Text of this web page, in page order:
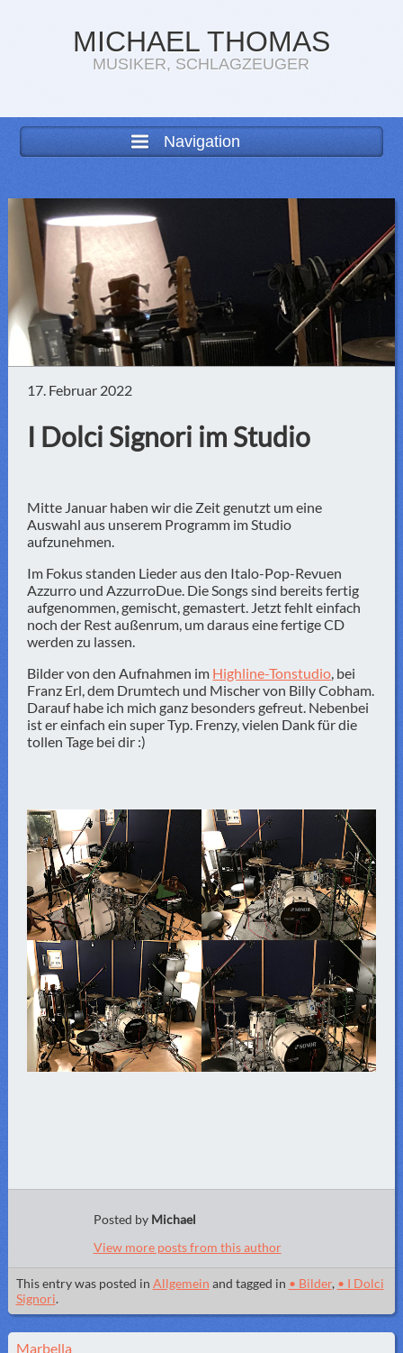
MICHAEL THOMAS
MUSIKER, SCHLAGZEUGER
Navigation
17. Februar 2022
I Dolci Signori im Studio
Mitte Januar haben wir die Zeit genutzt um eine
Auswahl aus unserem Programm im Studio
aufzunehmen.
Im Fokus standen Lieder aus den Italo-Pop-Revuen
Azzurro und AzzurroDue. Die Songs sind bereits fertig
aufgenommen, gemischt, gemastert. Jetzt fehlt einfach
noch der Rest außenrum, um daraus eine fertige CD
werden zu lassen.
Bilder von den Aufnahmen im Highline-Tonstudio, bei
Franz Erl, dem Drumtech und Mischer von Billy Cobham.
Darauf habe ich mich ganz besonders gefreut. Nebenbei
ist er einfach ein super Typ. Frenzy, vielen Dank für die
tollen Tage bei dir :)
Posted by Michael
View more posts from this author
This entry was posted in Allgemein and tagged in • Bilder, • I Dolci
Signori.
Marbella